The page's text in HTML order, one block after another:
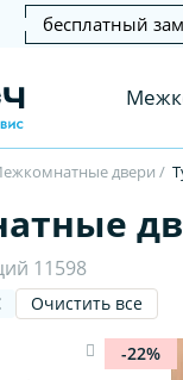
бесплатный
двери /
11598
Очистить все
-22%